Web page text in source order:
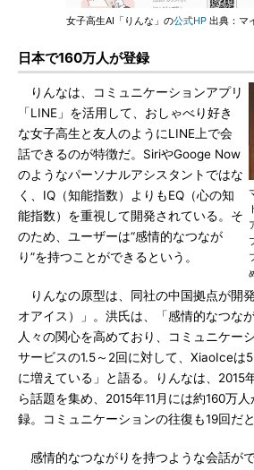
女子高生AI「りんな」の公式HP 出典：マ
日本で160万人が登録
りんなは、コミュニケーションアプリ
「LINE」を活用して、おしゃべり好き
な女子高生と友人のようにLINE上で会
話できるのが特徴だ。SiriやGooge Now
のようなパーソナルアシスタントではな
く、IQ（知能指数）よりもEQ（心の知
能指数）を重視して開発されている。そ
のため、ユーザーは“感情的なつなが
り”を持つことができるという。
りんなの原型は、同社の中国拠点が開
オアイス）」。洪氏は、「感情的なつな
人々の関心を高めており、コミュニケー
サービスの1.5～2回に対して、XiaoIce
に増えている」と語る。りんなは、2015
ら話題を集め、2015年11月には約160万
録。コミュニケーションの往復も19回だと
感情的なつながりを持つような会話が